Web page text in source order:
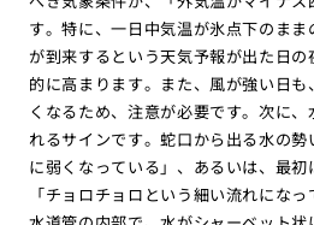
す。特に、一日中気温が氷点下のま
が到来するという天気予報が出た日
的に高まります。また、風が強い日
くなるため、注意が必要です。次に
れるサインです。蛇口から出る水の
に弱くなっている」、あるいは、最
「チョロチョロという細い流れになっ